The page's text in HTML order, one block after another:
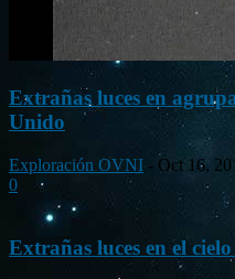
Extrañas luces en
Unido
Exploración OVNI - Oct 16,
0
Extrañas luces en el